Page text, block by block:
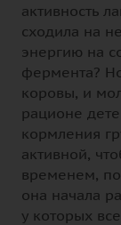
активность
сходила на
энергию на
фермента?
коровы, и
рационе
кормления
активной,
временем,
она начала
у которых